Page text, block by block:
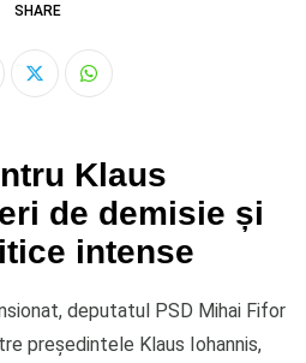
SHARE
Whatsapp
Klaus
de demisie și
intense
deputatul PSD Mihai Fifor
președintele Klaus Iohannis,